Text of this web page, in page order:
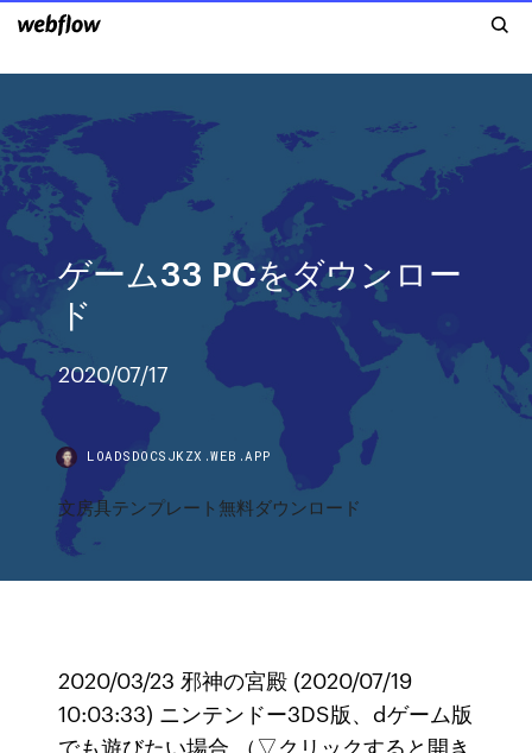
ゲーム33 PCをダウンロー
ド
2020/07/17
LOADSDOCSJKZX.WEB.APP
文房具テンプレート無料ダウンロード
2020/03/23 邪神の宮殿 (2020/07/19
10:03:33) ニンテンドー3DS版、dゲーム版
でも遊びたい場合 （▽クリックすると開き